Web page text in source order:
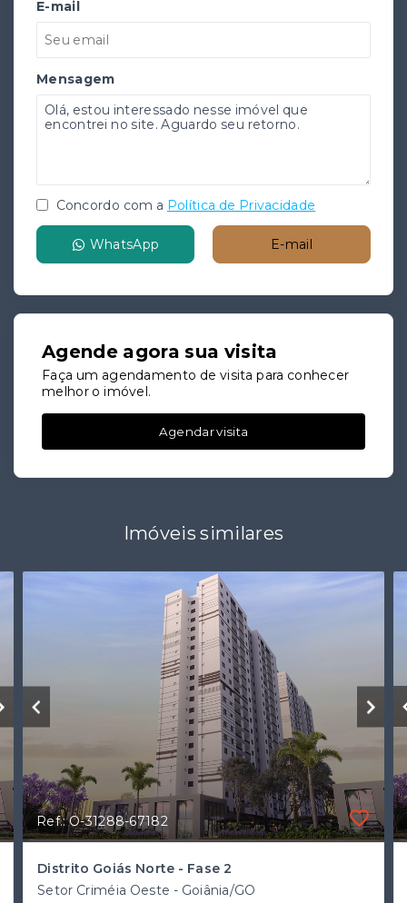
E-mail
Mensagem
Concordo com a Política de Privacidade
WhatsApp E-mail
Agende agora sua visita
Faça um agendamento de visita para conhecer
melhor o imóvel.
Agendar visita
Imóveis similares
Ref.: O-31288-67182
Distrito Goiás Norte - Fase 2
Setor Criméia Oeste - Goiânia/GO